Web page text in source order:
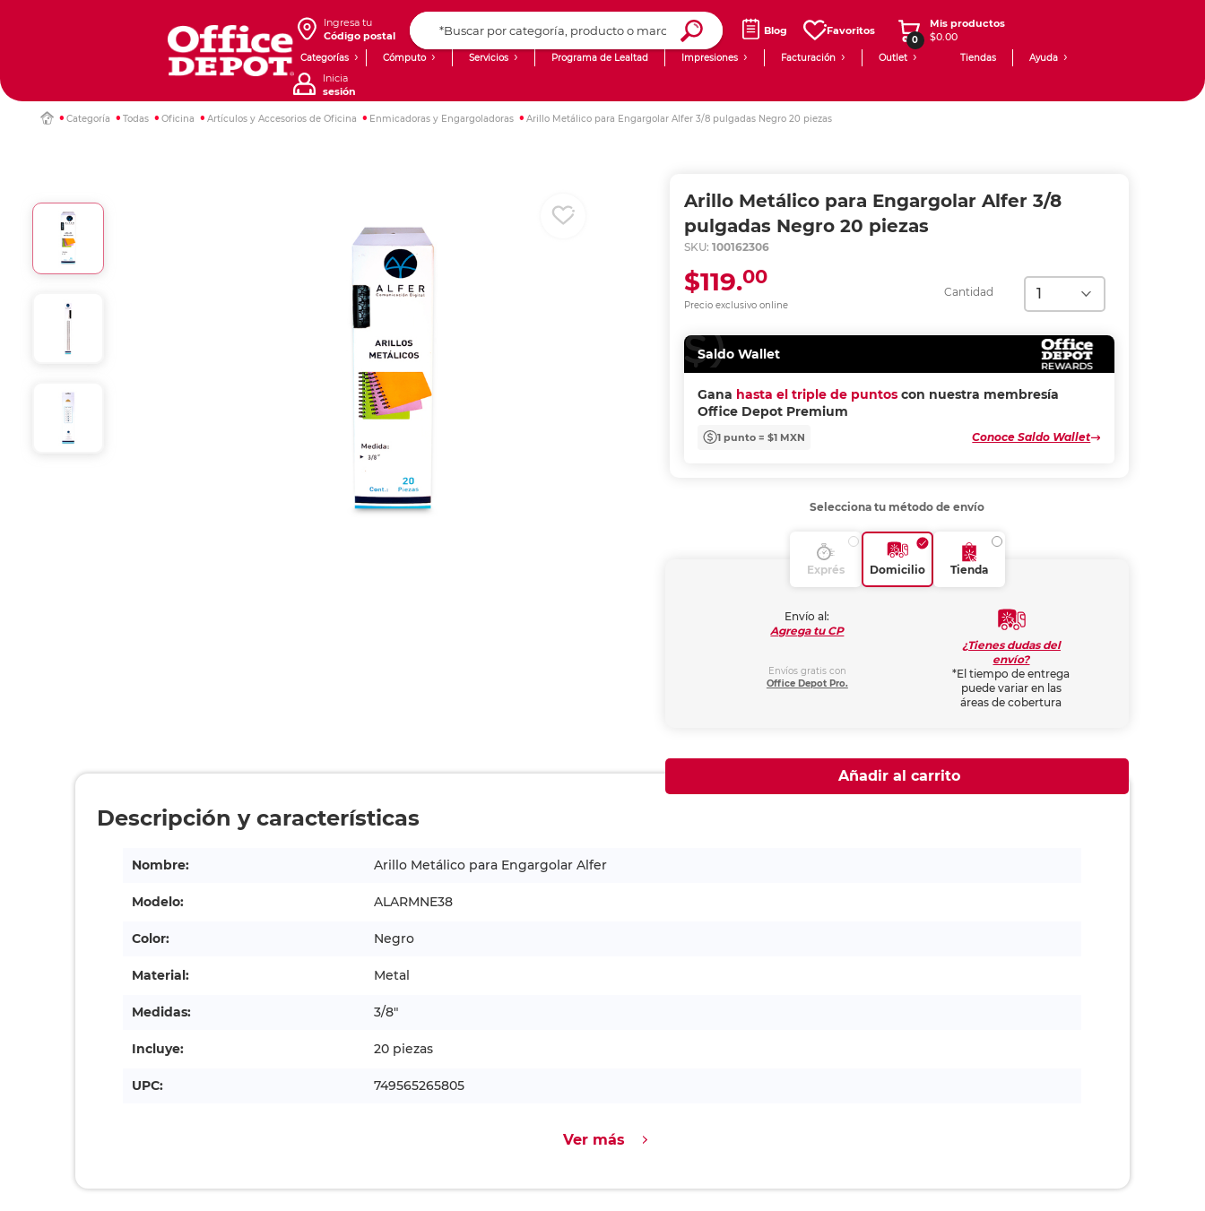
Ingresa tu
Código postal
Blog Favoritos
0
Mis productos
$0.00
Categorías Cómputo Servicios
Venta corporativa
Programa de Lealtad Impresiones Facturación Outlet Tiendas Ayuda
Inicia
sesión
Categoría Todas Oficina Artículos y Accesorios de Oficina Enmicadoras y Engargoladoras Arillo Metálico para Engargolar Alfer 3/8 pulgadas Negro 20 piezas
Arillo Metálico para Engargolar Alfer 3/8
pulgadas Negro 20 piezas
SKU: 100162306
Cantidad
Precio exclusivo online
$119.00
Saldo Wallet
Gana hasta el triple de puntos con nuestra membresía
Office Depot Premium
1 punto = $1 MXN Conoce Saldo Wallet
Selecciona tu método de envío
Exprés Domicilio Tienda
Envío al:
Agrega tu CP
Envíos gratis con
Office Depot Pro.
¿Tienes dudas del
envío?
*El tiempo de entrega
puede variar en las
áreas de cobertura
Añadir al carrito
Descripción y características
Nombre: Arillo Metálico para Engargolar Alfer
Modelo: ALARMNE38
Color: Negro
Material: Metal
Medidas: 3/8"
Incluye: 20 piezas
UPC: 749565265805
Ver más